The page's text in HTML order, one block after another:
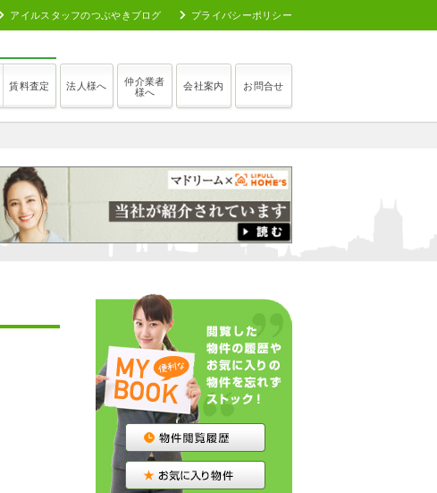
アイルスタッフのつぶやきブログ プライバシーポリシー
賃料査定 法人様へ
仲介業者
様へ
会社案内 お問合せ